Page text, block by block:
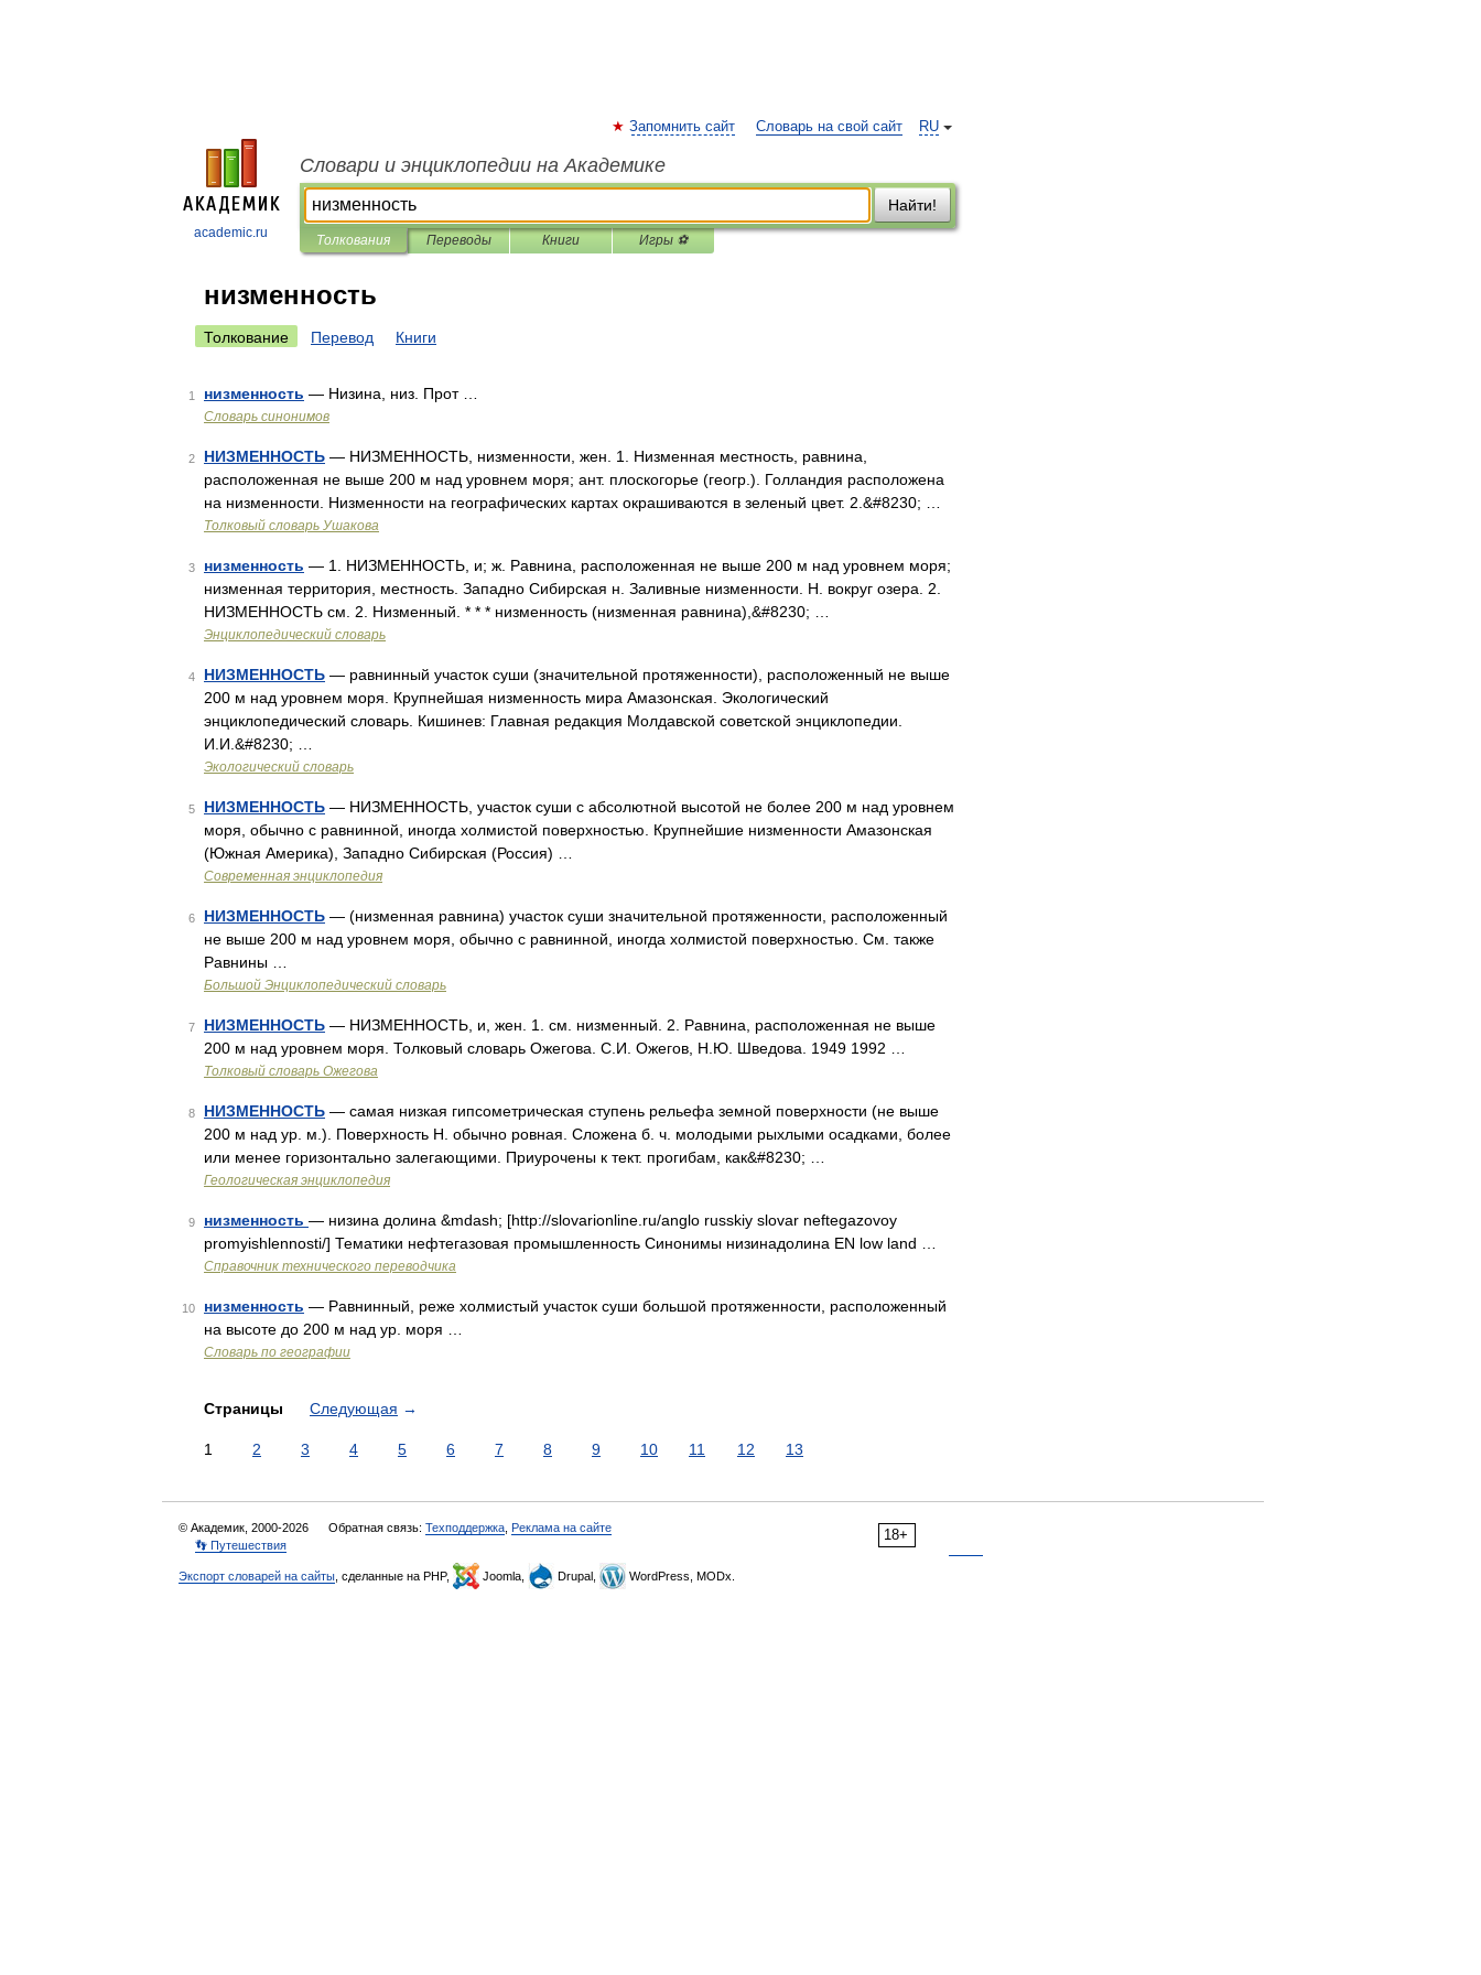
academic.ru
RU
Запомнить сайт Словарь на свой сайт
Словари и энциклопедии на Академике
Найти!
Толкования Переводы Книги Игры ⚽
низменность
Толкование Перевод Книги
1 низменность — Низина, низ. Прот …
Словарь синонимов
2 НИЗМЕННОСТЬ — НИЗМЕННОСТЬ, низменности, жен. 1. Низменная местность, равнина,
расположенная не выше 200 м над уровнем моря; ант. плоскогорье (геогр.). Голландия расположена
на низменности. Низменности на географических картах окрашиваются в зеленый цвет. 2.&#8230; …
Толковый словарь Ушакова
3 низменность — 1. НИЗМЕННОСТЬ, и; ж. Равнина, расположенная не выше 200 м над уровнем моря;
низменная территория, местность. Западно Сибирская н. Заливные низменности. Н. вокруг озера. 2.
НИЗМЕННОСТЬ см. 2. Низменный. * * * низменность (низменная равнина),&#8230; …
Энциклопедический словарь
4 НИЗМЕННОСТЬ — равнинный участок суши (значительной протяженности), расположенный не выше
200 м над уровнем моря. Крупнейшая низменность мира Амазонская. Экологический
энциклопедический словарь. Кишинев: Главная редакция Молдавской советской энциклопедии.
И.И.&#8230; …
Экологический словарь
5 НИЗМЕННОСТЬ — НИЗМЕННОСТЬ, участок суши с абсолютной высотой не более 200 м над уровнем
моря, обычно с равнинной, иногда холмистой поверхностью. Крупнейшие низменности Амазонская
(Южная Америка), Западно Сибирская (Россия) …
Современная энциклопедия
6 НИЗМЕННОСТЬ — (низменная равнина) участок суши значительной протяженности, расположенный
не выше 200 м над уровнем моря, обычно с равнинной, иногда холмистой поверхностью. См. также
Равнины …
Большой Энциклопедический словарь
7 НИЗМЕННОСТЬ — НИЗМЕННОСТЬ, и, жен. 1. см. низменный. 2. Равнина, расположенная не выше
200 м над уровнем моря. Толковый словарь Ожегова. С.И. Ожегов, Н.Ю. Шведова. 1949 1992 …
Толковый словарь Ожегова
8 НИЗМЕННОСТЬ — самая низкая гипсометрическая ступень рельефа земной поверхности (не выше
200 м над ур. м.). Поверхность Н. обычно ровная. Сложена б. ч. молодыми рыхлыми осадками, более
или менее горизонтально залегающими. Приурочены к тект. прогибам, как&#8230; …
Геологическая энциклопедия
9 низменность — низина долина &mdash; [http://slovarionline.ru/anglo russkiy slovar neftegazovoy
promyishlennosti/] Тематики нефтегазовая промышленность Синонимы низинадолина EN low land …
Справочник технического переводчика
10 низменность — Равнинный, реже холмистый участок суши большой протяженности, расположенный
на высоте до 200 м над ур. моря …
Словарь по географии
Страницы Следующая →
1 2 3 4 5 6 7 8 9 10 11 12 13
18+
© Академик, 2000-2026 Обратная связь: Техподдержка Реклама на сайте
👣 Путешествия
Экспорт словарей на сайты , сделанные на PHP, Joomla, Drupal, WordPress, MODx.